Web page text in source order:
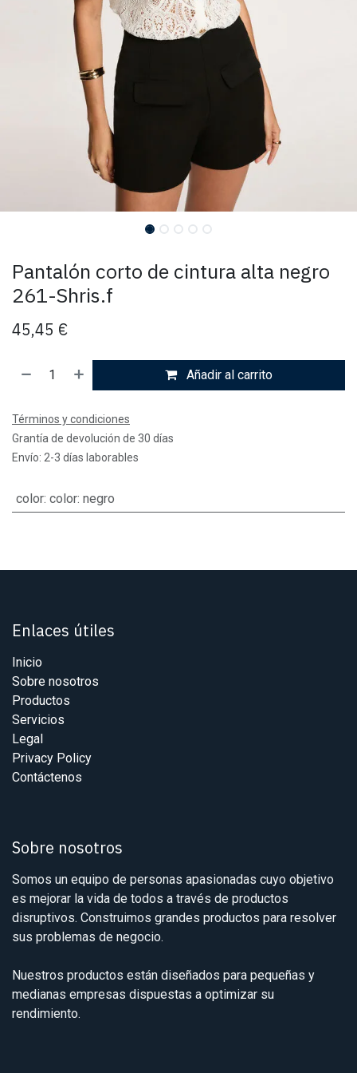
Pantalón corto de cintura alta negro
261-Shris.f
45,45 €
Añadir al carrito
Términos y condiciones
Grantía de devolución de 30 días
Envío: 2-3 días laborables
color: color: negro
Enlaces útiles
Inicio
Sobre nosotros
Productos
Servicios
Legal
Privacy Policy
Contáctenos
Sobre nosotros
Somos un equipo de personas apasionadas cuyo objetivo
es mejorar la vida de todos a través de productos
disruptivos. Construimos grandes productos para resolver
sus problemas de negocio.
Nuestros productos están diseñados para pequeñas y
medianas empresas dispuestas a optimizar su
rendimiento.